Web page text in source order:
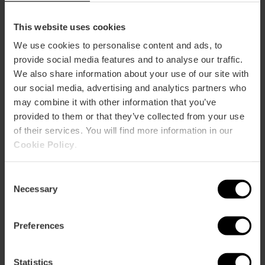
This website uses cookies
We use cookies to personalise content and ads, to
provide social media features and to analyse our traffic.
We also share information about your use of our site with
our social media, advertising and analytics partners who
may combine it with other information that you’ve
provided to them or that they’ve collected from your use
of their services. You will find more information in our
Cookie Policy
Selection
Necessary
Preferences
Statistics
Tribunal de las Aguas: justicia milenaria
Todos los jueves a las 12:00h, la puerta de los apóstoles de
Tribunal de las Aguas, la
institución de justicia más antigua de Europa todavía en
patrimonio inmaterial de la humanidad, el
es un lenguaje
ancestral que marca el ritmo de nuestras vidas con una
Déjate envolver por la banda sonora de nuestra tierra:
sociedades musicales centenarias, el prestigio de Berklee y
legado vivo reconocido como
bien de interés cultural,